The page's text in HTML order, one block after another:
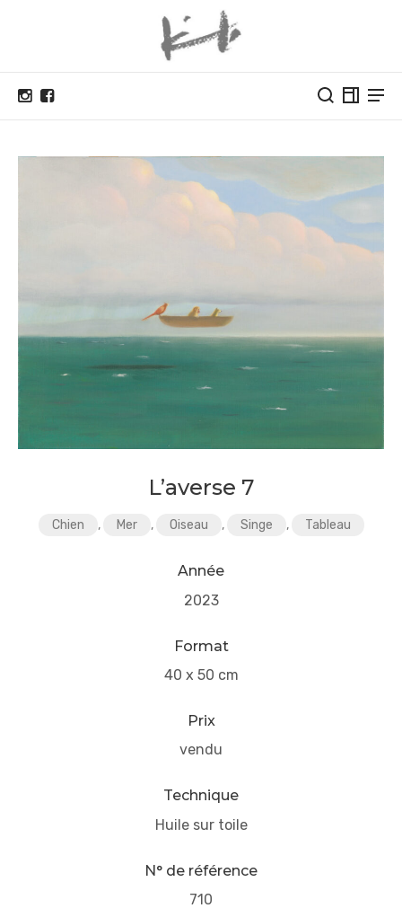
L’averse 7
Chien , Mer , Oiseau , Singe , Tableau
Année
2023
Format
40 x 50 cm
Prix
vendu
Technique
Huile sur toile
N° de référence
710